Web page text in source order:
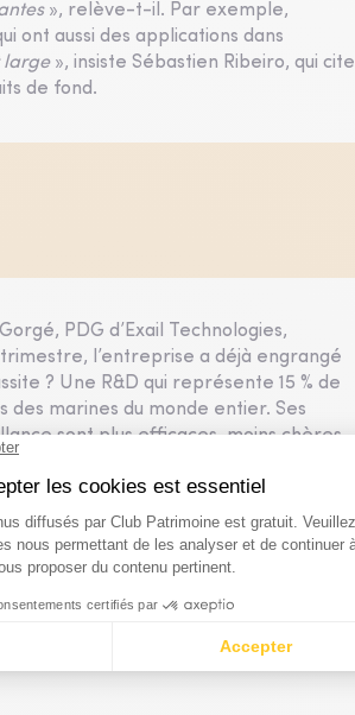
», relève-t-il. Par exemple,
ont aussi des applications dans
large», insiste Sébastien Ribeiro, qui cite
de fond.
PDG d’Exail Technologies,
l’entreprise a déjà engrangé
? Une R&D qui représente 15 % de
marines du monde entier. Ses
sont plus efficaces, moins chères
avions la conviction que nos produits
sont rares pour une ETI de
étrangères, ce qui est atypique. Et
commandes de l’État vont aux plus